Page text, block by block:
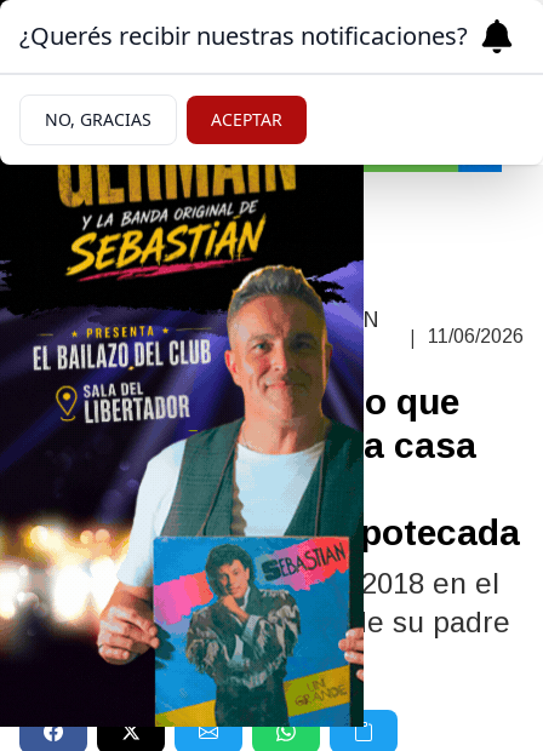
Política
HABRÍA COMPRADO BITCOIN CON
ESE DINERO
| 11/06/2026
Polémica: Adorni dijo que
encontró dinero en la casa
de su padre, pero la
propiedad estaba hipotecada
Adorni hizo un posteo en 2018 en el
que confesó que la casa de su padre
estaba hipotecada.
¿Querés recibir nuestras notificaciones?
NO, GRACIAS ACEPTAR